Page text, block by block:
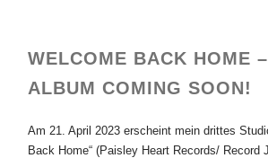
WELCOME BACK HOME
ALBUM COMING SOON!
Am 21. April 2023 erscheint mein drittes
Back Home“ (Paisley Heart Records/ Record